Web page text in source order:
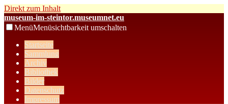
Direkt zum Inhalt
museum-im-steintor.museumnet.eu
MenüMenüsichtbarkeit umschalten
Startseite
Sammlung
Archiv
Bibliothek
Bilder
Datenschutz
Impressum